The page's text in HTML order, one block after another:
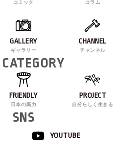
コミック コラム
GALLERY
ギャラリー
CHANNEL
チャンネル
FRIENDLY
日本の底力
PROJECT
自分らしく生きる
SNS
YOUTUBE